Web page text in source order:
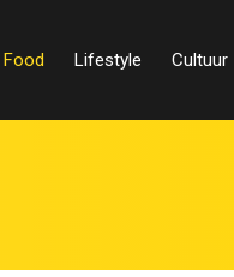
Food Lifestyle Cultuur